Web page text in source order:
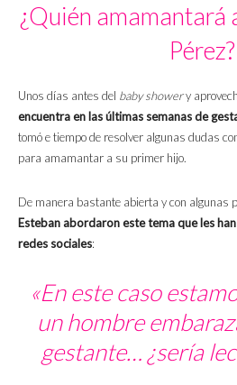
¿Quién amamantará
Pérez?
Unos días antes del baby showery
encuentra en las últimas semanas de
tomó e tiempo de resolver algunas dudas
para amamantar a su primer hijo.
De manera bastante abierta y con algunas
Esteban abordaron este tema que les
redes sociales:
«En este caso
un hombre
gestante… ¿sería